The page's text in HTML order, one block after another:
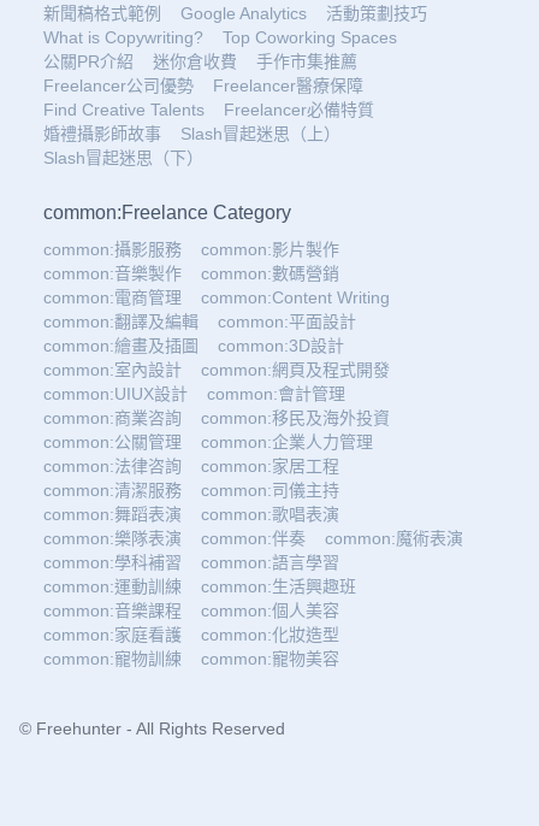
新聞稿格式範例
Google Analytics
活動策劃技巧
What is Copywriting?
Top Coworking Spaces
公關PR介紹
迷你倉收費
手作市集推薦
Freelancer公司優勢
Freelancer醫療保障
Find Creative Talents
Freelancer必備特質
婚禮攝影師故事
Slash冒起迷思（上）
Slash冒起迷思（下）
common:Freelance Category
common:攝影服務
common:影片製作
common:音樂製作
common:數碼營銷
common:電商管理
common:Content Writing
common:翻譯及編輯
common:平面設計
common:繪畫及插圖
common:3D設計
common:室內設計
common:網頁及程式開發
common:UIUX設計
common:會計管理
common:商業咨詢
common:移民及海外投資
common:公關管理
common:企業人力管理
common:法律咨詢
common:家居工程
common:清潔服務
common:司儀主持
common:舞蹈表演
common:歌唱表演
common:樂隊表演
common:伴奏
common:魔術表演
common:學科補習
common:語言學習
common:運動訓練
common:生活興趣班
common:音樂課程
common:個人美容
common:家庭看護
common:化妝造型
common:寵物訓練
common:寵物美容
© Freehunter - All Rights Reserved